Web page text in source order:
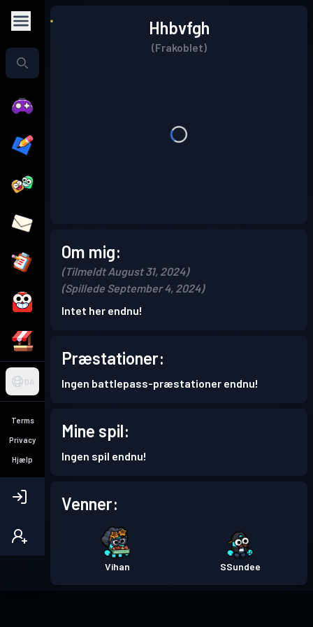
DA
Terms
Privacy
Hjælp
Hhbvfgh
(Frakoblet)
Om mig:
(Tilmeldt August 31, 2024)
(Spillede September 4, 2024)
Intet her endnu!
Præstationer:
Ingen battlepass-præstationer endnu!
Mine spil:
Ingen spil endnu!
Venner:
Vihan SSundee